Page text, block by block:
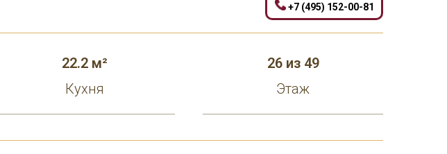
+7 (495) 152-00-81
22.2 м²
Кухня
26 из 49
Этаж